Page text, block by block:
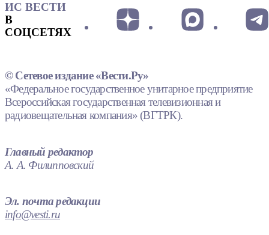
ИС ВЕСТИ
В
СОЦСЕТЯХ
© Сетевое издание «Вести.Ру»
«Федеральное государственное унитарное предприятие
Всероссийская государственная телевизионная и
радиовещательная компания» (ВГТРК).
Главный редактор
А. А. Филипповский
Эл. почта редакции
info@vesti.ru